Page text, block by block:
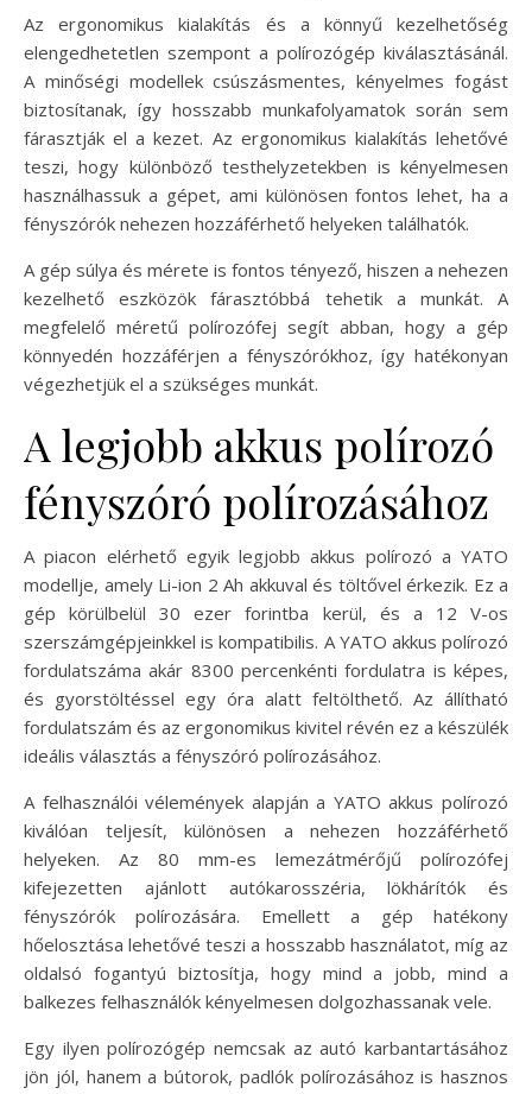
Az ergonomikus kialakítás és a könnyű kezelhetőség
elengedhetetlen szempont a polírozógép kiválasztásánál.
A minőségi modellek csúszásmentes, kényelmes fogást
biztosítanak, így hosszabb munkafolyamatok során sem
fárasztják el a kezet. Az ergonomikus kialakítás lehetővé
teszi, hogy különböző testhelyzetekben is kényelmesen
használhassuk a gépet, ami különösen fontos lehet, ha a
fényszórók nehezen hozzáférhető helyeken találhatók.
A gép súlya és mérete is fontos tényező, hiszen a nehezen
kezelhető eszközök fárasztóbbá tehetik a munkát. A
megfelelő méretű polírozófej segít abban, hogy a gép
könnyedén hozzáférjen a fényszórókhoz, így hatékonyan
végezhetjük el a szükséges munkát.
A legjobb akkus polírozó
fényszóró polírozásához
A piacon elérhető egyik legjobb akkus polírozó a YATO
modellje, amely Li-ion 2 Ah akkuval és töltővel érkezik. Ez a
gép körülbelül 30 ezer forintba kerül, és a 12 V-os
szerszámgépjeinkkel is kompatibilis. A YATO akkus polírozó
fordulatszáma akár 8300 percenkénti fordulatra is képes,
és gyorstöltéssel egy óra alatt feltölthető. Az állítható
fordulatszám és az ergonomikus kivitel révén ez a készülék
ideális választás a fényszóró polírozásához.
A felhasználói vélemények alapján a YATO akkus polírozó
kiválóan teljesít, különösen a nehezen hozzáférhető
helyeken. Az 80 mm-es lemezátmérőjű polírozófej
kifejezetten ajánlott autókarosszéria, lökhárítók és
fényszórók polírozására. Emellett a gép hatékony
hőelosztása lehetővé teszi a hosszabb használatot, míg az
oldalsó fogantyú biztosítja, hogy mind a jobb, mind a
balkezes felhasználók kényelmesen dolgozhassanak vele.
Egy ilyen polírozógép nemcsak az autó karbantartásához
jön jól, hanem a bútorok, padlók polírozásához is hasznos